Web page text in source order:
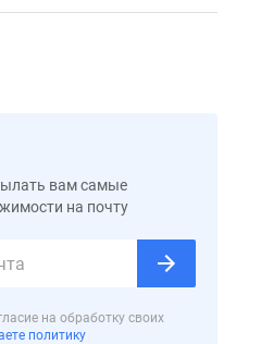
вам самые
на почту
на обработку своих
политику